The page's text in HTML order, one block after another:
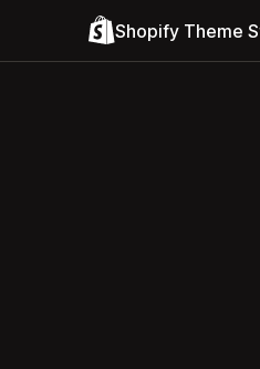
Shopify Theme